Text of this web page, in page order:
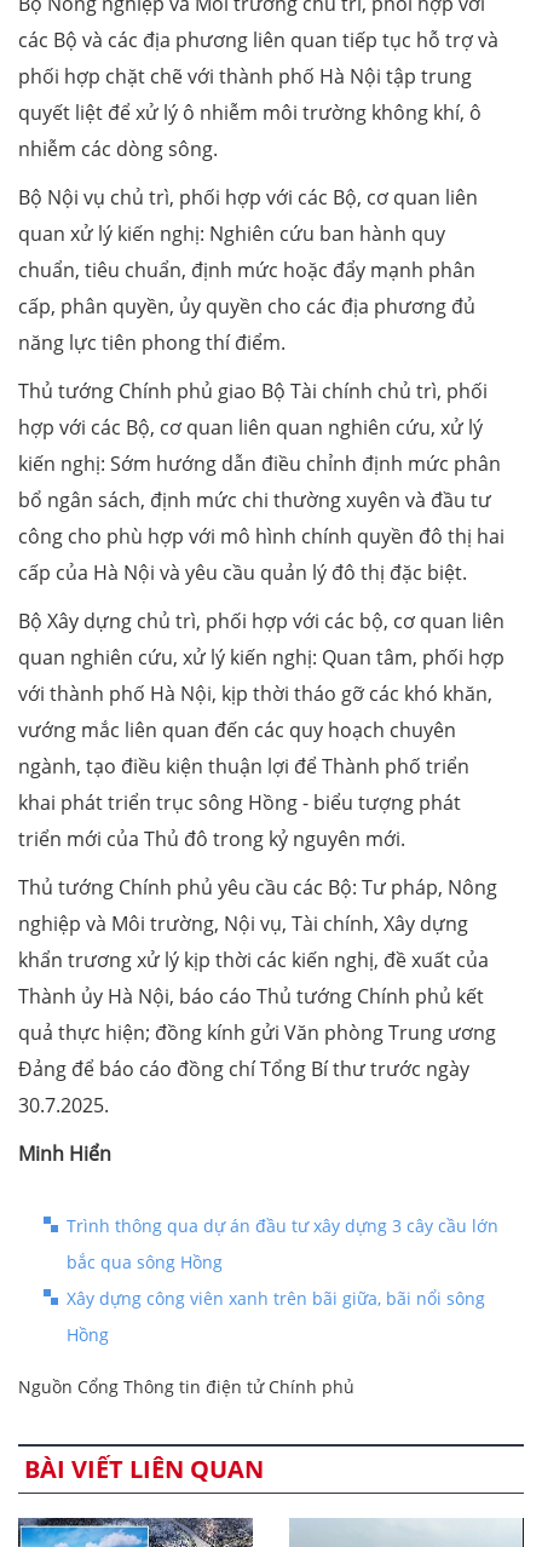
các Bộ và các địa phương liên quan tiếp tục hỗ trợ và
phối hợp chặt chẽ với thành phố Hà Nội tập trung
quyết liệt để xử lý ô nhiễm môi trường không khí, ô
nhiễm các dòng sông.
Bộ Nội vụ chủ trì, phối hợp với các Bộ, cơ quan liên
quan xử lý kiến nghị: Nghiên cứu ban hành quy
chuẩn, tiêu chuẩn, định mức hoặc đẩy mạnh phân
cấp, phân quyền, ủy quyền cho các địa phương đủ
năng lực tiên phong thí điểm.
Thủ tướng Chính phủ giao Bộ Tài chính chủ trì, phối
hợp với các Bộ, cơ quan liên quan nghiên cứu, xử lý
kiến nghị: Sớm hướng dẫn điều chỉnh định mức phân
bổ ngân sách, định mức chi thường xuyên và đầu tư
công cho phù hợp với mô hình chính quyền đô thị hai
cấp của Hà Nội và yêu cầu quản lý đô thị đặc biệt.
Bộ Xây dựng chủ trì, phối hợp với các bộ, cơ quan liên
quan nghiên cứu, xử lý kiến nghị: Quan tâm, phối hợp
với thành phố Hà Nội, kịp thời tháo gỡ các khó khăn,
vướng mắc liên quan đến các quy hoạch chuyên
ngành, tạo điều kiện thuận lợi để Thành phố triển
khai phát triển trục sông Hồng - biểu tượng phát
triển mới của Thủ đô trong kỷ nguyên mới.
Thủ tướng Chính phủ yêu cầu các Bộ: Tư pháp, Nông
nghiệp và Môi trường, Nội vụ, Tài chính, Xây dựng
khẩn trương xử lý kịp thời các kiến nghị, đề xuất của
Thành ủy Hà Nội, báo cáo Thủ tướng Chính phủ kết
quả thực hiện; đồng kính gửi Văn phòng Trung ương
Đảng để báo cáo đồng chí Tổng Bí thư trước ngày
30.7.2025.
Minh Hiển
Trình thông qua dự án đầu tư xây dựng 3 cây cầu lớn
bắc qua sông Hồng
Xây dựng công viên xanh trên bãi giữa, bãi nổi sông
Hồng
Nguồn Cổng Thông tin điện tử Chính phủ
BÀI VIẾT LIÊN QUAN